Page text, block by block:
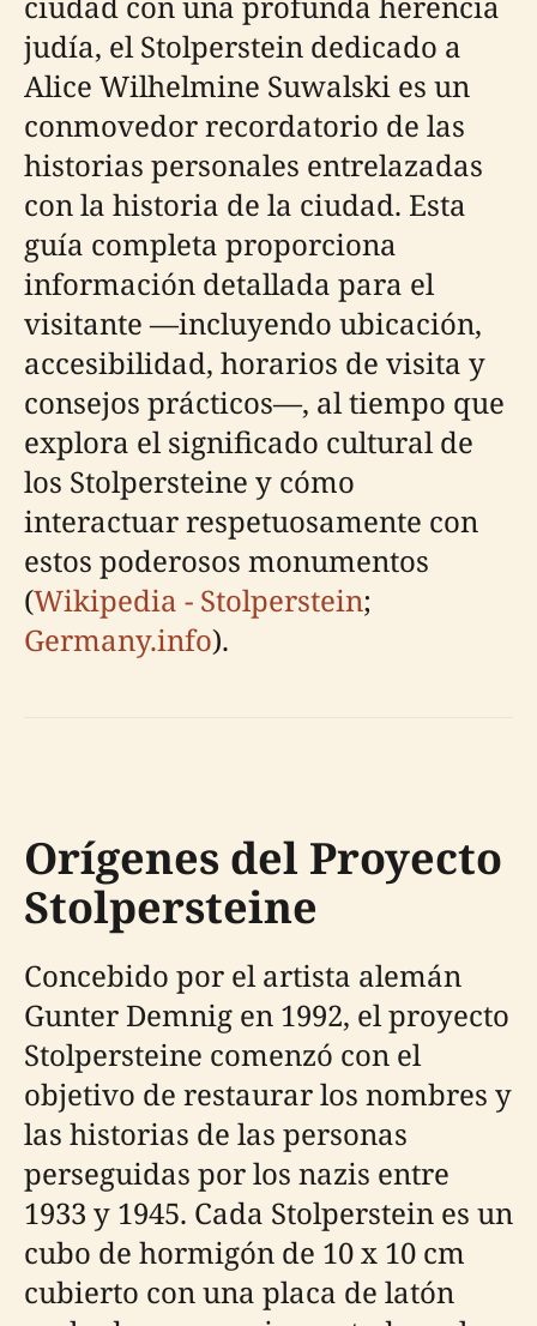
judía, el Stolperstein dedicado a
Alice Wilhelmine Suwalski es un
conmovedor recordatorio de las
historias personales entrelazadas
con la historia de la ciudad. Esta
guía completa proporciona
información detallada para el
visitante —incluyendo ubicación,
accesibilidad, horarios de visita y
consejos prácticos—, al tiempo que
explora el significado cultural de
los Stolpersteine y cómo
interactuar respetuosamente con
estos poderosos monumentos
(Wikipedia - Stolperstein;
Germany.info).
Orígenes del Proyecto
Stolpersteine
Concebido por el artista alemán
Gunter Demnig en 1992, el proyecto
Stolpersteine comenzó con el
objetivo de restaurar los nombres y
las historias de las personas
perseguidas por los nazis entre
1933 y 1945. Cada Stolperstein es un
cubo de hormigón de 10 x 10 cm
cubierto con una placa de latón